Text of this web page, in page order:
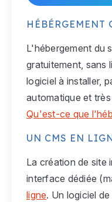
L'hébergement du
gratuitement, sans
logiciel à installer,
automatique et
Qu'est-ce que
UN CMS EN
La création de site
interface dédiée
ligne. Un logiciel